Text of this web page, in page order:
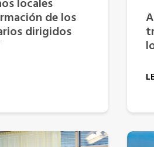
locales
de los
dirigidos